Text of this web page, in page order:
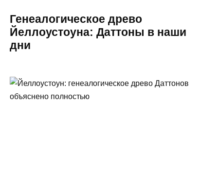
Генеалогическое древо
Йеллоустоуна: Даттоны в наши
дни